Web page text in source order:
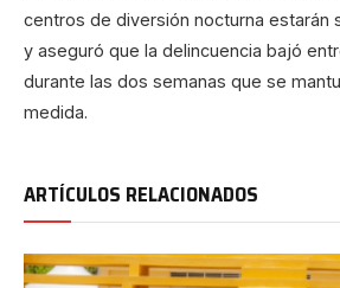
centros de diversión nocturna estarán
y aseguró que la delincuencia bajó
durante las dos semanas que se
medida.
ARTÍCULOS RELACIONADOS